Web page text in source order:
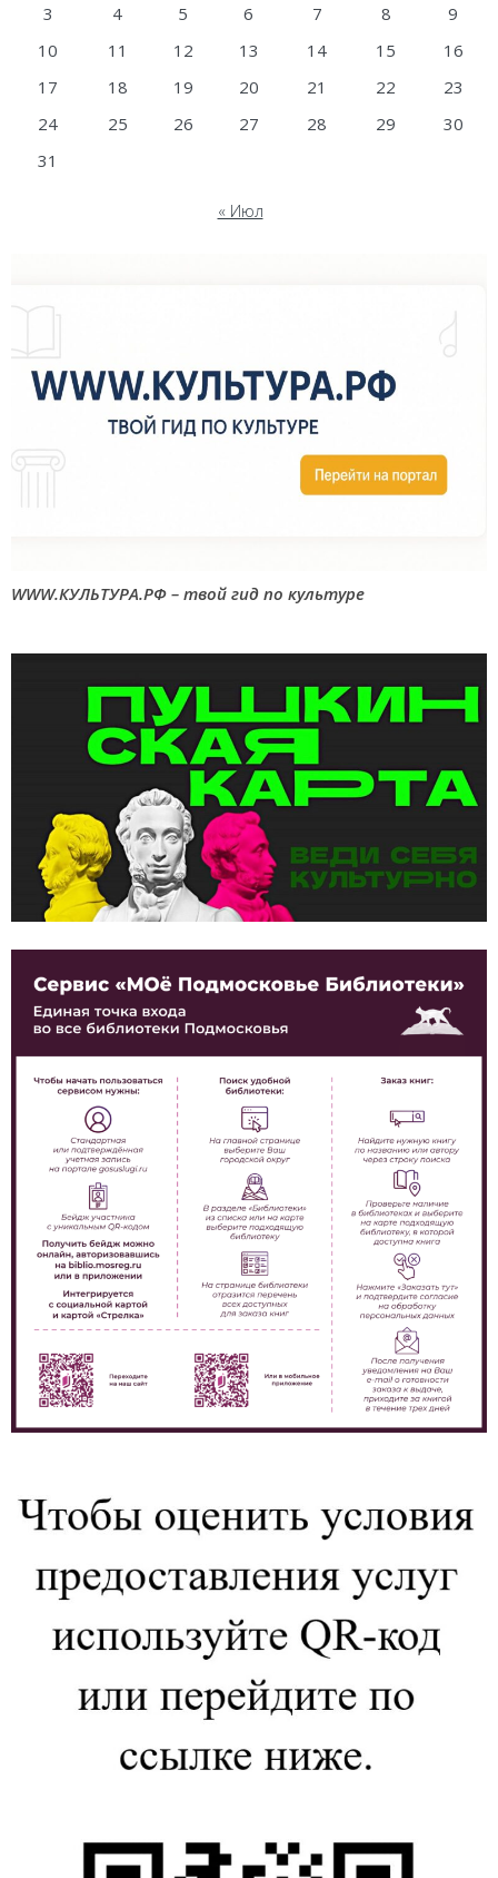
3
4 5 6 7 8
9
10
11 12 13 14 15
16
17
18 19 20 21 22
23
24
25 26 27 28 29
30
31
« Июл
WWW.КУЛЬТУРА.РФ – твой гид по культуре